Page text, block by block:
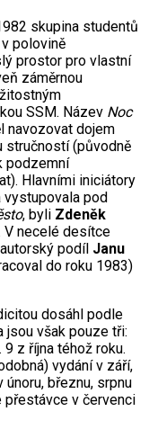
skupina studentů
polovině
prostor pro vlastní
záměrnou
SSM. Název Noc
navozovat dojem
stručností (původně
podzemní
Hlavními iniciátory
pod
, byli Zdeněk
V necelé desítce
podíl Janu
do roku 1983)
dosáhl podle
jsou však pouze tři:
z října téhož roku.
vydání v září,
březnu, srpnu
přestávce v červenci